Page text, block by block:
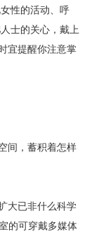
性的活动、呼
士的关心，戴上
宜提醒你注意掌
间，蓄积着怎样
大已非什么科学
的可穿戴多媒体